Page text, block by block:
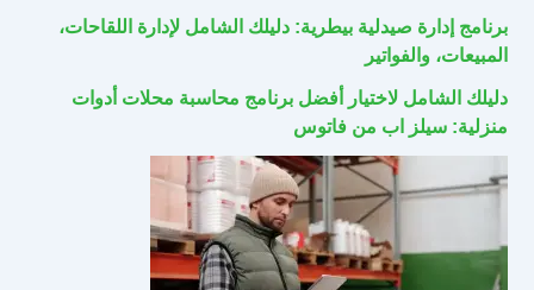
برنامج إدارة صيدلية بيطرية: دليلك الشامل لإدارة اللقاحات،
المبيعات، والفواتير
دليلك الشامل لاختيار أفضل برنامج محاسبة محلات أدوات
منزلية: سيلز اب من فاتوس